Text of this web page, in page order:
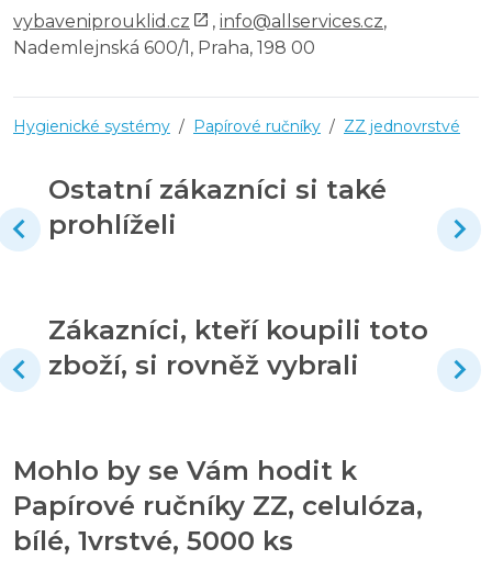
vybaveniprouklid.cz , info@allservices.cz,
Nademlejnská 600/1, Praha, 198 00
Hygienické systémy / Papírové ručníky / ZZ jednovrstvé
Ostatní zákazníci si také
prohlíželi
Zákazníci, kteří koupili toto
zboží, si rovněž vybrali
Mohlo by se Vám hodit k
Papírové ručníky ZZ, celulóza,
bílé, 1vrstvé, 5000 ks